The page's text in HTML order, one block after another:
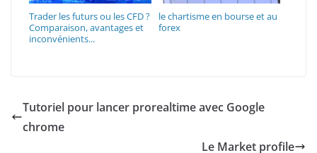
Trader les futurs ou les CFD ?
Comparaison, avantages et
inconvénients...
le chartisme en bourse et au
forex
Tutoriel pour lancer prorealtime avec Google
chrome
Le Market profile